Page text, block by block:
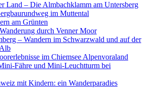
Land – Die Almbachklamm am Untersberg
im Muttental
am Grünten
durch Venner Moor
– Wandern im Schwarzwald und auf der
im Chiemsee Alpenvoraland
Fähre und Mini-Leuchtturm bei
mit Kindern: ein Wanderparadies